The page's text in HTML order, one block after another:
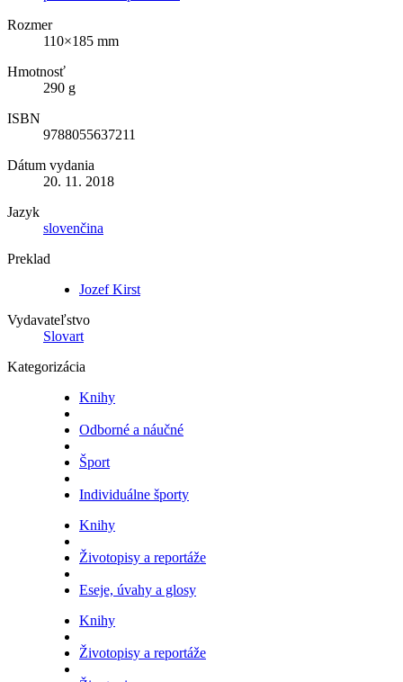
Rozmer
110×185 mm
Hmotnosť
290 g
ISBN
9788055637211
Dátum vydania
20. 11. 2018
Jazyk
slovenčina
Preklad
Jozef Kirst
Vydavateľstvo
Slovart
Kategorizácia
Knihy
Odborné a náučné
Šport
Individuálne športy
Knihy
Životopisy a reportáže
Eseje, úvahy a glosy
Knihy
Životopisy a reportáže